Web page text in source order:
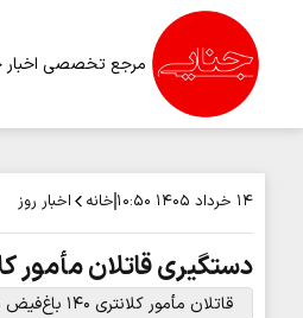
مرجع تخصصی اخبار
۱۴ خرداد ۱۴۰۵ ۱۰:۵۰ خانه اخبار روز
دستگیری قاتلان مأمور کلانتری
قاتلان مأمور کلانتری ۱۴۰ باغ‌فیض در کمترین زمان به دام افتادند و عامل اصلی شهادت مأمور پلیس با شلیک مأموران زمین‌گیر شد.